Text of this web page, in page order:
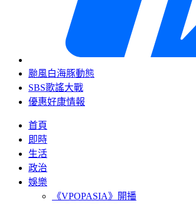
颱風白海豚動態
SBS歌謠大戰
優惠好康情報
首頁
即時
生活
政治
娛樂
《VPOPASIA》開播